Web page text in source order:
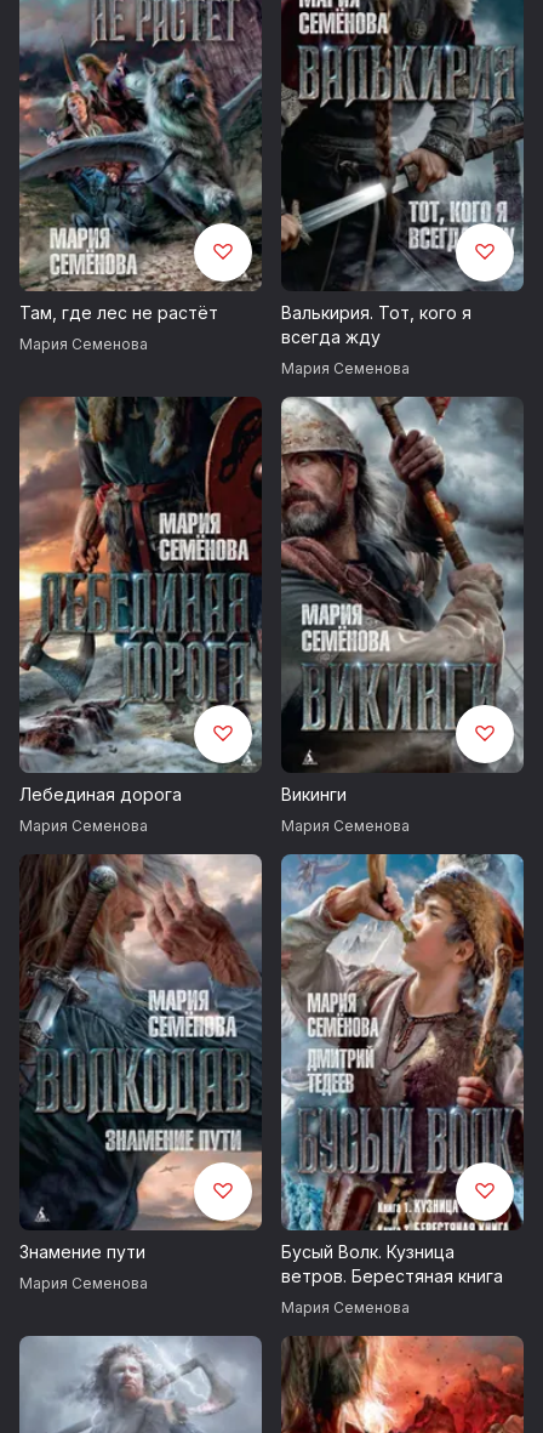
Там, где лес не растёт
Мария Семенова
Валькирия. Тот, кого я
всегда жду
Мария Семенова
Лебединая дорога
Мария Семенова
Викинги
Мария Семенова
Знамение пути
Мария Семенова
Бусый Волк. Кузница
ветров. Берестяная книга
Мария Семенова